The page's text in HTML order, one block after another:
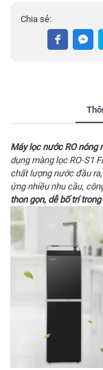
Chia sẻ:
Máy lọc nước RO nóng
dụng màng lọc RO-S1
chất lượng nước đầu
ứng nhiều nhu cầu,
thon gọn, dễ bố trí